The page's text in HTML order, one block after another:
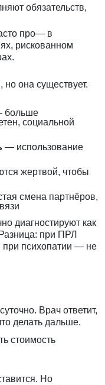
обязательств,
про— в
рискованном
она существует.
больше
социальной
— использование
жертвой, чтобы
смена партнёров,
диагностируют как
при ПРЛ
при психопатии — не
Врач ответит,
делать дальше.
стоимость
Но